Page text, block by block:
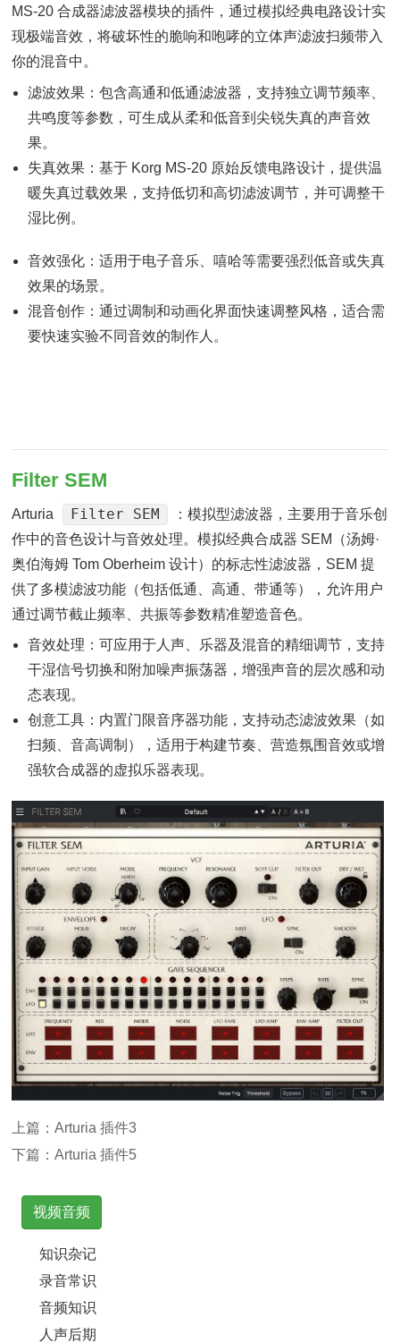
MS-20 合成器滤波器模块的插件，通过模拟经典电路设计实
现极端音效，将破坏性的脆响和咆哮的立体声滤波扫频带入
你的混音中。
滤波效果：包含高通和低通滤波器，支持独立调节频率、
共鸣度等参数，可生成从柔和低音到尖锐失真的声音效
果。
失真效果：基于 Korg MS-20 原始反馈电路设计，提供温
暖失真过载效果，支持低切和高切滤波调节，并可调整干
湿比例。
音效强化：适用于电子音乐、嘻哈等需要强烈低音或失真
效果的场景。
混音创作：通过调制和动画化界面快速调整风格，适合需
要快速实验不同音效的制作人。
Filter SEM
Arturia Filter SEM
：模拟型滤波器，主要用于音乐创
作中的音色设计与音效处理。模拟经典合成器 SEM（汤姆·
奥伯海姆 Tom Oberheim 设计）的标志性滤波器，SEM 提
供了多模滤波功能（包括低通、高通、带通等），允许用户
通过调节截止频率、共振等参数精准塑造音色。
音效处理：可应用于人声、乐器及混音的精细调节，支持
干湿信号切换和附加噪声振荡器，增强声音的层次感和动
态表现。
创意工具：内置门限音序器功能，支持动态滤波效果（如
扫频、音高调制），适用于构建节奏、营造氛围音效或增
强软合成器的虚拟乐器表现。
上篇：Arturia 插件3
下篇：Arturia 插件5
视频音频
知识杂记
录音常识
音频知识
人声后期